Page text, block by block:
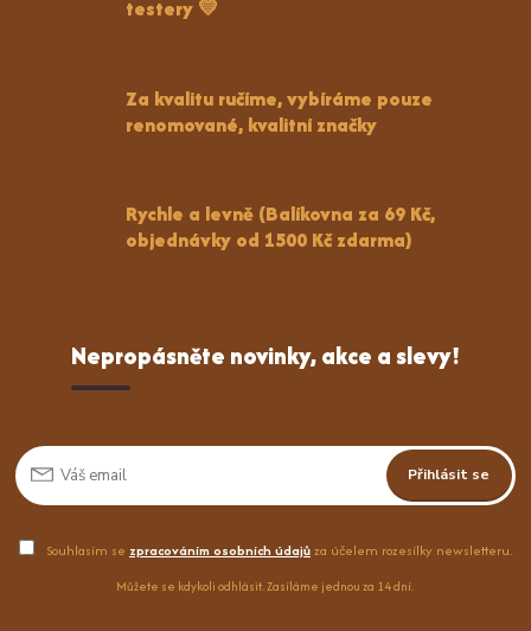
testery 💛
Za kvalitu ručíme, vybíráme pouze
renomované, kvalitní značky
Rychle a levně (Balíkovna za 69 Kč,
objednávky od 1500 Kč zdarma)
Nepropásněte novinky, akce a slevy!
Přihlásit se
Souhlasím se zpracováním osobních údajůza účelem rozesílky newsletteru.
Můžete se kdykoli odhlásit. Zasíláme jednou za 14 dní.